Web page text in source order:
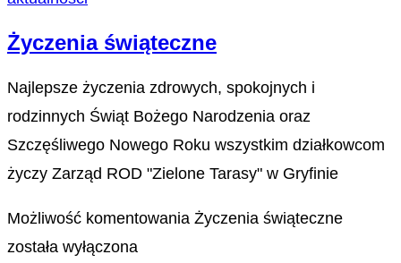
Życzenia świąteczne
Najlepsze życzenia zdrowych, spokojnych i
rodzinnych Świąt Bożego Narodzenia oraz
Szczęśliwego Nowego Roku wszystkim działkowcom
życzy Zarząd ROD "Zielone Tarasy" w Gryfinie
Możliwość komentowania Życzenia świąteczne
została wyłączona